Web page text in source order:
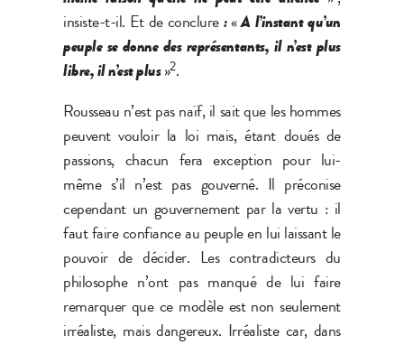
insiste-t-il. Et de conclure:«A l’instant qu’un
peuple se donne des représentants, il n’est plus
libre, il n’est plus»2.
Rousseau n’est pas naïf, il sait que les hommes
peuvent vouloir la loi mais, étant doués de
passions, chacun fera exception pour lui-
même s’il n’est pas gouverné. Il préconise
cependant un gouvernement par la vertu : il
faut faire confiance au peuple en lui laissant le
pouvoir de décider. Les contradicteurs du
philosophe n’ont pas manqué de lui faire
remarquer que ce modèle est non seulement
irréaliste, mais dangereux. Irréaliste car, dans